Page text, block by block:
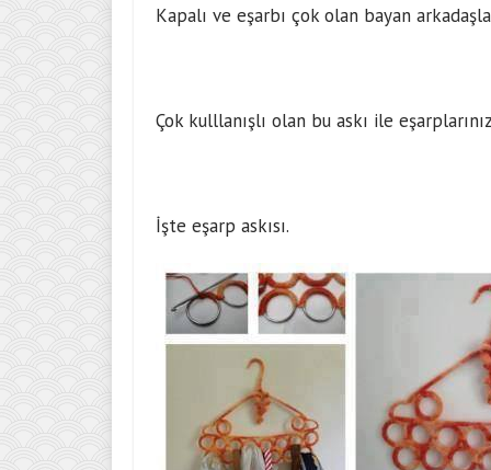
Kapalı ve eşarbı çok olan bayan
Çok kulllanışlı olan bu askı ile
İşte eşarp askısı.